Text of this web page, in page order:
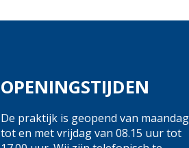
OPENINGSTIJDEN
De praktijk is geopend van maandag
tot en met vrijdag van 08.15 uur tot